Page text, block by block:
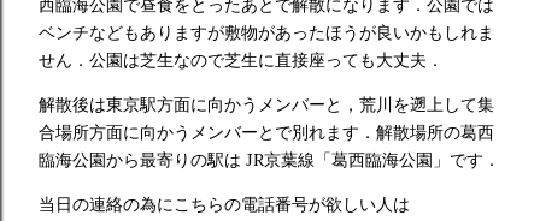
西臨海公園で昼食をとったあとで解散になります．公園では
ベンチなどもありますが敷物があったほうが良いかもしれま
せん．公園は芝生なので芝生に直接座っても大丈夫．
解散後は東京駅方面に向かうメンバーと，荒川を遡上して集
合場所方面に向かうメンバーとで別れます．解散場所の葛西
臨海公園から最寄りの駅は JR京葉線「葛西臨海公園」です．
当日の連絡の為にこちらの電話番号が欲しい人は